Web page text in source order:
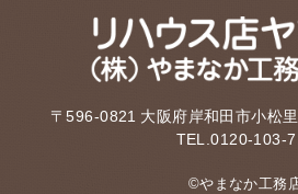
〒596-0821 大阪府岸和田市小松
TEL.0120-103-
©やまなか工務